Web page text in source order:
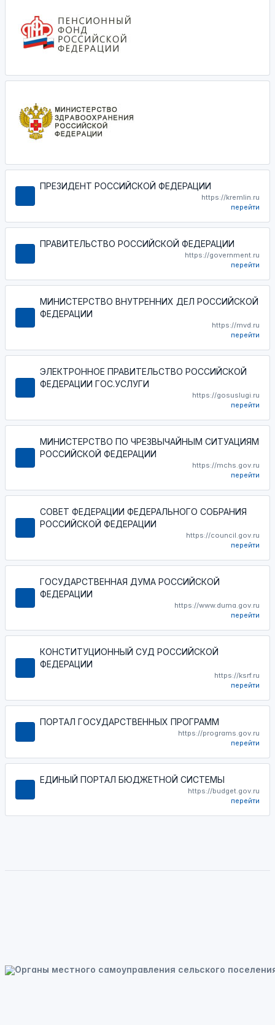
ПРЕЗИДЕНТ РОССИЙСКОЙ ФЕДЕРАЦИИ
https://kremlin.ru
перейти
ПРАВИТЕЛЬСТВО РОССИЙСКОЙ ФЕДЕРАЦИИ
https://government.ru
перейти
МИНИСТЕРСТВО ВНУТРЕННИХ ДЕЛ РОССИЙСКОЙ
ФЕДЕРАЦИИ
https://mvd.ru
перейти
ЭЛЕКТРОННОЕ ПРАВИТЕЛЬСТВО РОССИЙСКОЙ
ФЕДЕРАЦИИ ГОС.УСЛУГИ
https://gosuslugi.ru
перейти
МИНИСТЕРСТВО ПО ЧРЕЗВЫЧАЙНЫМ СИТУАЦИЯМ
РОССИЙСКОЙ ФЕДЕРАЦИИ
https://mchs.gov.ru
перейти
СОВЕТ ФЕДЕРАЦИИ ФЕДЕРАЛЬНОГО СОБРАНИЯ
РОССИЙСКОЙ ФЕДЕРАЦИИ
https://council.gov.ru
перейти
ГОСУДАРСТВЕННАЯ ДУМА РОССИЙСКОЙ
ФЕДЕРАЦИИ
https://www.duma.gov.ru
перейти
КОНСТИТУЦИОННЫЙ СУД РОССИЙСКОЙ
ФЕДЕРАЦИИ
https://ksrf.ru
перейти
ПОРТАЛ ГОСУДАРСТВЕННЫХ ПРОГРАММ
https://programs.gov.ru
перейти
ЕДИНЫЙ ПОРТАЛ БЮДЖЕТНОЙ СИСТЕМЫ
https://budget.gov.ru
перейти